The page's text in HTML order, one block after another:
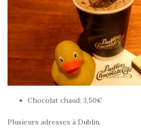
Chocolat chaud: 3,50€
Plusieurs adresses à Dublin.